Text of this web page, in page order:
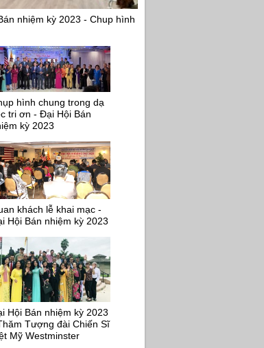
nhiệm kỳ 2023 - Chup hình
hình chung trong dạ
tri ơn - Đại Hội Bán
kỳ 2023
khách lễ khai mạc -
Hội Bán nhiệm kỳ 2023
Hội Bán nhiệm kỳ 2023
Tượng đài Chiến Sĩ
Mỹ Westminster